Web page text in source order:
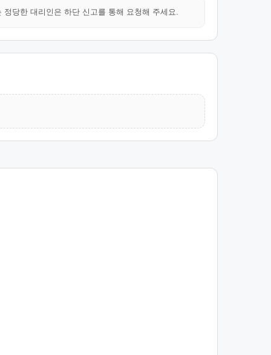
당한 대리인은 하단 신고를 통해 요청해 주세요.